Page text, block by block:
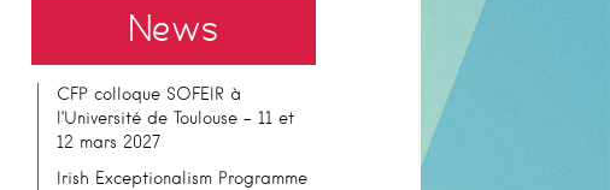
News
CFP colloque SOFEIR à
l’Université de Toulouse – 11 et
12 mars 2027
Irish Exceptionalism Programme